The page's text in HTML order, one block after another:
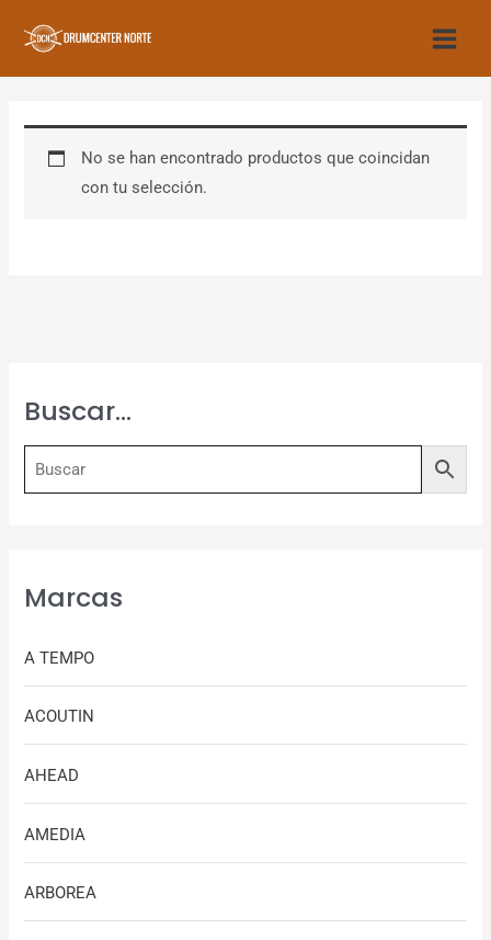
contenido
No se han encontrado productos que coincidan
con tu selección.
Buscar…
Marcas
A TEMPO
ACOUTIN
AHEAD
AMEDIA
ARBOREA